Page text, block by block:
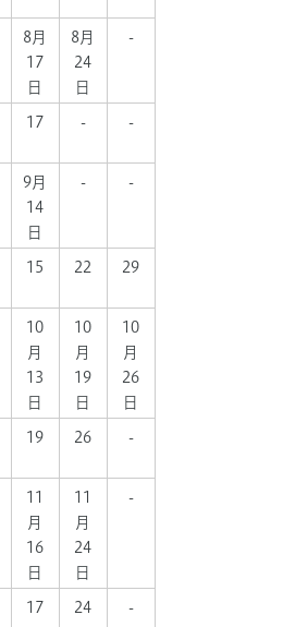
8月
17
日
8月
24
日
-
17 - -
9月
14
日
- -
15 22 29
10
月
13
日
10
月
19
日
10
月
26
日
19 26 -
11
月
16
日
11
月
24
日
-
17 24 -